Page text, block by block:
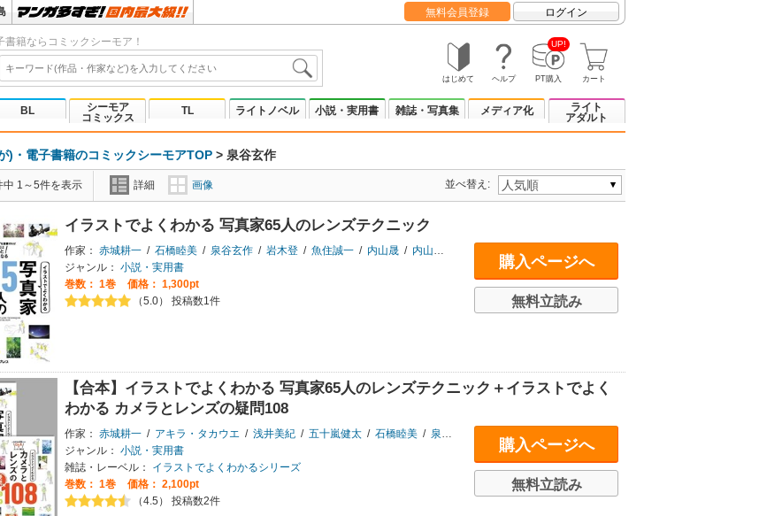
無料会員登録 ログイン
籍ならコミックシーモア！
はじめて ヘルプ
UP!
PT購入 カート
BL
シーモア
コミックス
TL ライトノベル 小説・実用書 雑誌・写真集 メディア化
ライト
アダルト
)・電子書籍のコミックシーモアTOP > 泉谷玄作
中 1～5件を表示 詳細 画像 並べ替え:
イラストでよくわかる 写真家65人のレンズテクニック
作家： 赤城耕一 / 石橋睦美 / 泉谷玄作 / 岩木登 / 魚住誠一 / 内山晟 / 内山慎吾 海野和男
ジャンル： 小説・実用書
巻数： 1巻
価格： 1,300pt
（5.0） 投稿数1件
購入ページへ
無料立読み
【合本】イラストでよくわかる 写真家65人のレンズテクニック＋イラストでよく
わかる カメラとレンズの疑問108
作家： 赤城耕一 / アキラ・タカウエ / 浅井美紀 / 五十嵐健太 / 石橋睦美 / 泉谷玄作 岩木登
ジャンル： 小説・実用書
雑誌・レーベル：
イラストでよくわかるシリーズ
巻数： 1巻
価格： 2,100pt
（4.5） 投稿数2件
購入ページへ
無料立読み